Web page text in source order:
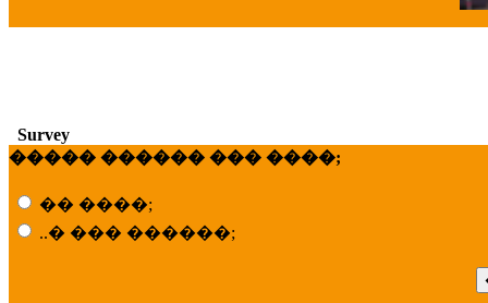
Survey
����� ������ ��� ����;
�� ����;
..� ��� ������;